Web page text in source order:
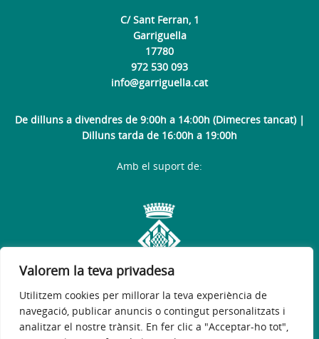
Valorem la teva privadesa
Utilitzem cookies per millorar la teva experiència de
navegació, publicar anuncis o contingut personalitzats i
analitzar el nostre trànsit. En fer clic a "Acceptar-ho tot",
C/ Sant Ferran, 1
Garriguella
17780
972 530 093
info@garriguella.cat
De dilluns a divendres de 9:00h a 14:00h (Dimecres tancat) |
Dilluns tarda de 16:00h a 19:00h
Amb el suport de: